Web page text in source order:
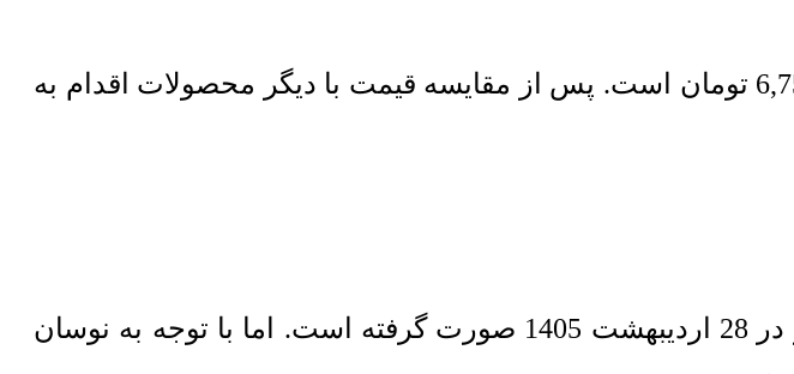
تومان است. پس از مقایسه قیمت با دیگر محصولات اقدام به
آخرین بروزرسانی قیمت شیشه دکوراتیو مدل K4 طرح دار در 28 اردیبهشت 1405 صورت گرفته است. اما با توجه به نوسان